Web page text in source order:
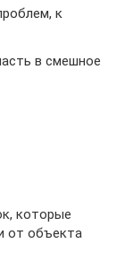
к
в смешное
которые
от объекта